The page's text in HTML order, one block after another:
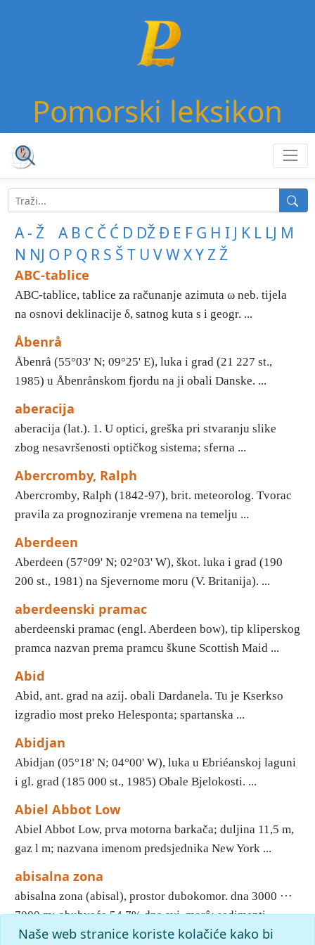
Pomorski leksikon
A - Ž A B C Č Ć D DŽĐ E F G H I J K L LJ M
N NJ O P Q R S Š T U VWXYZŽ
ABC-tablice
ABC-tablice, tablice za računanje azimuta ω neb. tijela
na osnovi deklinacije δ, satnog kuta s i geogr. ...
Åbenrå
Åbenrå (55°03' N; 09°25' E), luka i grad (21 227 st.,
1985) u Åbenrånskom fjordu na ji obali Danske. ...
aberacija
aberacija (lat.). 1. U optici, greška pri stvaranju slike
zbog nesavršenosti optičkog sistema; sferna ...
Abercromby, Ralph
Abercromby, Ralph (1842-97), brit. meteorolog. Tvorac
pravila za prognoziranje vremena na temelju ...
Aberdeen
Aberdeen (57°09' N; 02°03' W), škot. luka i grad (190
200 st., 1981) na Sjevernome moru (V. Britanija). ...
aberdeenski pramac
aberdeenski pramac (engl. Aberdeen bow), tip kliperskog
pramca nazvan prema pramcu škune Scottish Maid ...
Abid
Abid, ant. grad na azij. obali Dardanela. Tu je Kserkso
izgradio most preko Helesponta; spartanska ...
Abidjan
Abidjan (05°18' Ν; 04°00' W), luka u Ebriéanskoj laguni
i gl. grad (185 000 st., 1985) Obale Bjelokosti. ...
Abiel Abbot Low
Abiel Abbot Low, prva motorna barkača; duljina 11,5 m,
gaz l m; nazvana imenom predsjednika New York ...
abisalna zona
abisalna zona (abisal), prostor dubokomor. dna 3000 ···
7000 m; obuhvaća 54,7% dna svj. morâ; sedimenti ...
Naše web stranice koriste kolačiće kako bi